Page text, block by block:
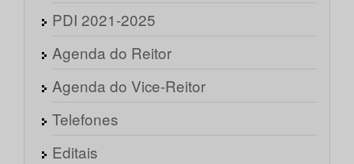
PDI 2021-2025
Agenda do Reitor
Agenda do Vice-Reitor
Telefones
Editais